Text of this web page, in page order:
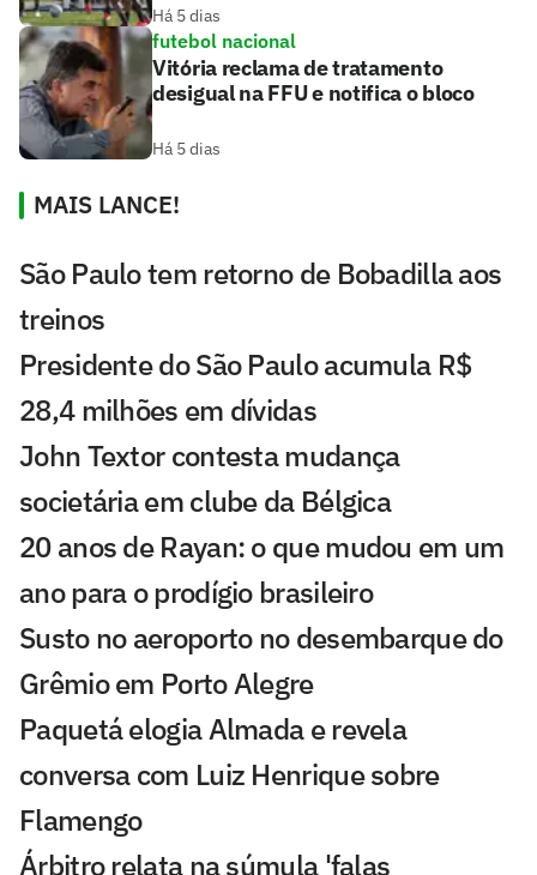
Há 5 dias
futebol nacional
Vitória reclama de tratamento
desigual na FFU e notifica o bloco
Há 5 dias
MAIS LANCE!
São Paulo tem retorno de Bobadilla aos
treinos
Presidente do São Paulo acumula R$
28,4 milhões em dívidas
John Textor contesta mudança
societária em clube da Bélgica
20 anos de Rayan: o que mudou em um
ano para o prodígio brasileiro
Susto no aeroporto no desembarque do
Grêmio em Porto Alegre
Paquetá elogia Almada e revela
conversa com Luiz Henrique sobre
Flamengo
Árbitro relata na súmula 'falas